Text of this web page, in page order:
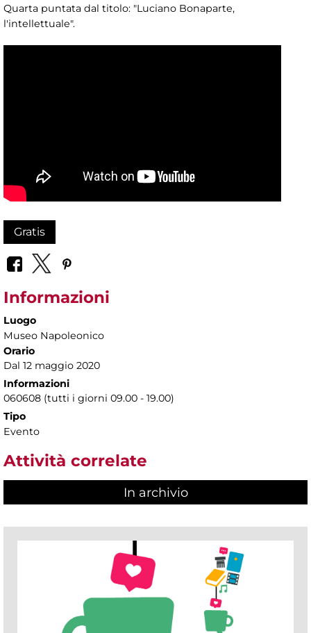
Quarta puntata dal titolo: "Luciano Bonaparte,
l'intellettuale".
Gratis
Informazioni
Luogo
Museo Napoleonico
Orario
Dal 12 maggio 2020
Informazioni
060608 (tutti i giorni 09.00 - 19.00)
Tipo
Evento
Attività correlate
In archivio